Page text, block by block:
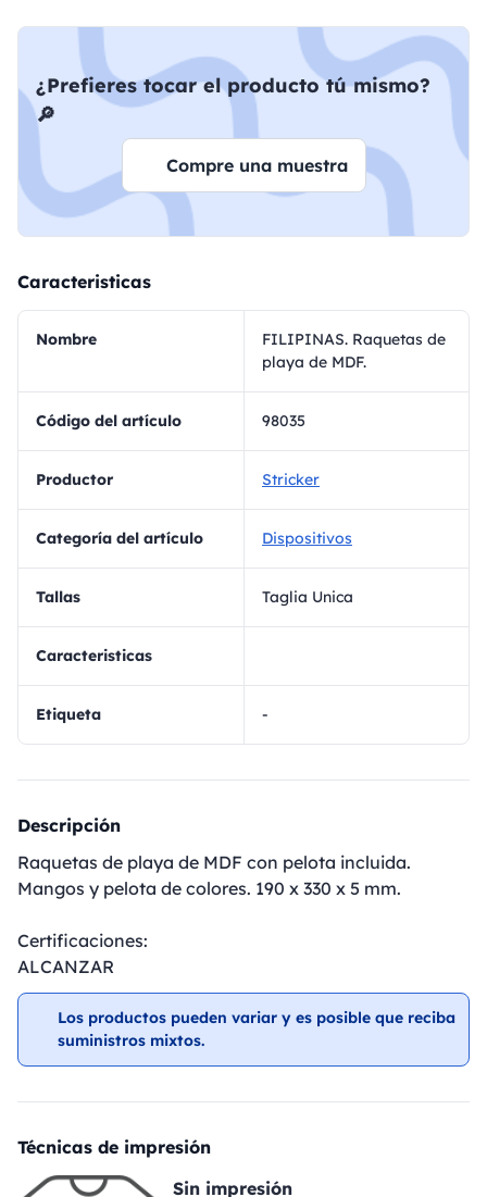
¿Prefieres tocar el producto tú mismo?
🔎
Compre una muestra
Caracteristicas
Nombre
FILIPINAS. Raquetas de
playa de MDF.
Código del artículo 98035
Productor Stricker
Categoría del artículo Dispositivos
Tallas Taglia Unica
Caracteristicas
Etiqueta -
Descripción
Raquetas de playa de MDF con pelota incluida.
Mangos y pelota de colores. 190 x 330 x 5 mm.
Certificaciones:
ALCANZAR
Los productos pueden variar y es posible que reciba
suministros mixtos.
Técnicas de impresión
Sin impresión